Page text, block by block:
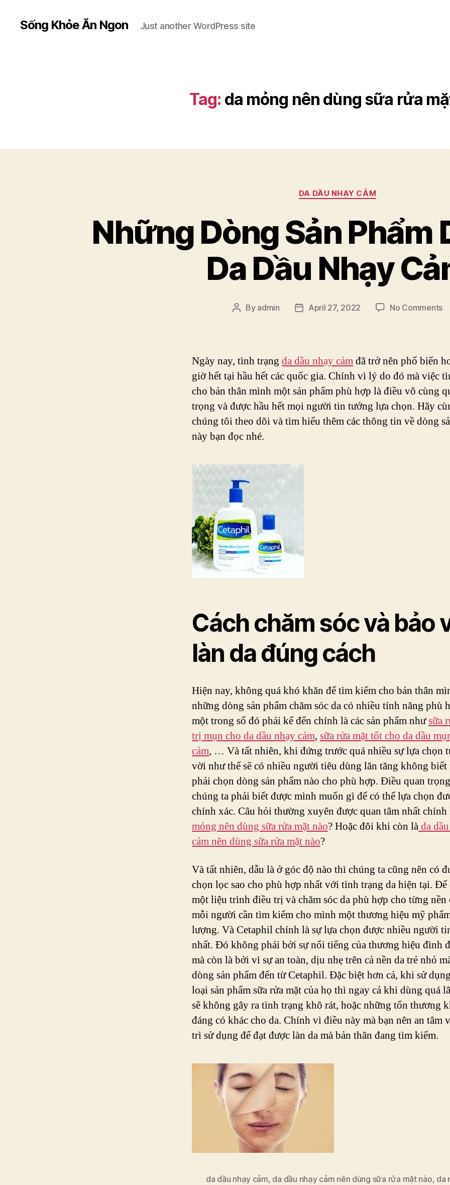
Sống Khỏe Ăn Ngon Just another WordPress site
Tag: da mỏng nên dùng sữa rửa
Categories
DA DẦU NHẠY CẢM
Những Dòng Sản Phẩm
Da Dầu Nhạy
Post
By admin
PostApril 27, 2022 No Comments
Ngày nay, tình trạng da dầu nhạy cảmđã trở nên phổ biến
giờ hết tại hầu hết các quốc gia. Chính vì lý do đó mà việc
cho bản thân mình một sản phẩm phù hợp là điều vô cùng
trọng và được hầu hết mọi người tin tưởng lựa chọn. Hãy
chúng tôi theo dõi và tìm hiểu thêm các thông tin về dòng
này bạn đọc nhé.
Cách chăm sóc và bảo
làn da đúng cách
Hiện nay, không quá khó khăn để tìm kiếm cho bản thân
những dòng sản phẩm chăm sóc da có nhiều tính năng phù
một trong số đó phải kể đến chính là các sản phẩm nhưsữa
trị mụn cho da dầu nhạy cảm, sữa rửa mặt tốt cho da dầu
cảm, … Và tất nhiên, khi đứng trước quá nhiều sự lựa chọn
vời như thế sẽ có nhiều người tiêu dùng lăn tăng không biết
phải chọn dòng sản phẩm nào cho phù hợp. Điều quan
chúng ta phải biết được mình muốn gì để có thể lựa chọn
chính xác. Câu hỏi thường xuyên được quan tâm nhất
mỏng nên dùng sữa rửa mặt nào? Hoặc đôi khi còn làda
cảm nên dùng sữa rửa mặt nào?
Và tất nhiên, dẫu là ở góc độ nào thì chúng ta cũng nên có
chọn lọc sao cho phù hợp nhất với tình trạng da hiện tại. Để
một liệu trình điều trị và chăm sóc da phù hợp cho từng nền
mỗi người cần tìm kiếm cho mình một thương hiệu mỹ
lượng. Và Cetaphil chính là sự lựa chọn được nhiều người
nhất. Đó không phải bởi sự nổi tiếng của thương hiệu đình
mà còn là bởi vì sự an toàn, dịu nhẹ trên cả nền da trẻ nhỏ
dòng sản phẩm đến từ Cetaphil. Đặc biệt hơn cả, khi sử
loại sản phẩm sữa rửa mặt của họ thì ngay cả khi dùng quá
sẽ không gây ra tình trạng khô rát, hoặc những tổn thương
đáng có khác cho da. Chính vì điều này mà bạn nên an tâm
trì sử dụng để đạt được làn da mà bản thân đang tìm kiếm.
da dầu nhạy cảm, da dầu nhạy cảm nên dùng sữa rửa mặt nào, da